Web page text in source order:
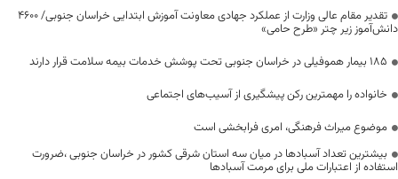
تقدیر مقام عالی وزارت از عملکرد جهادی معاونت آموزش ابتدایی خراسان جنوبی/ ۴۶۰۰
دانش‌آموز زیر چتر «طرح حامی»
۱۸۵ بیمار هموفیلی در خراسان جنوبی تحت پوشش خدمات بیمه سلامت قرار دارند
خانواده را مهمترین رکن پیشگیری از آسیب‌های اجتماعی
موضوع میراث فرهنگی، امری فرابخشی است
بیشترین تعداد آسبادها در میان سه استان شرقی کشور در خراسان جنوبی ،ضرورت
استفاده از اعتبارات ملی برای مرمت آسبادها